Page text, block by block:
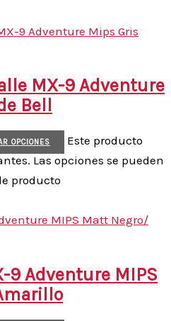
MX-9 Adventure
Bell
OPCIONES
Este producto
Las opciones se pueden
producto
9 Adventure MIPS